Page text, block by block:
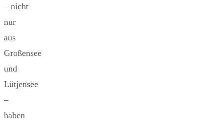
– nicht
nur
aus
Großensee
und
Lütjensee
–
haben